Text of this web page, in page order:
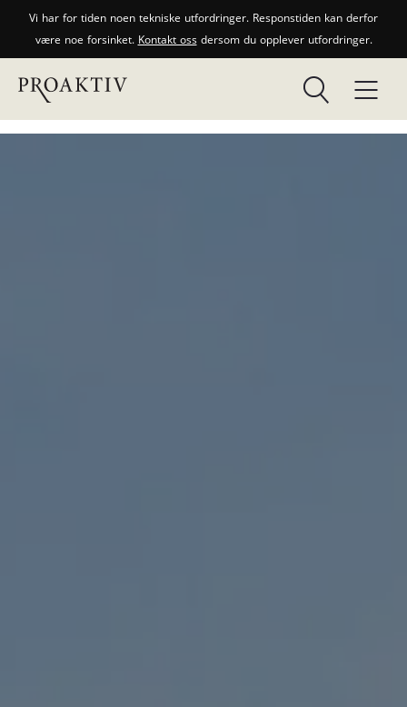
Vi har for tiden noen tekniske utfordringer. Responstiden kan derfor
være noe forsinket. Kontakt ossdersom du opplever utfordringer.